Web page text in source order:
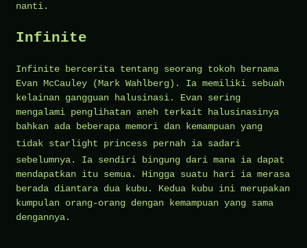
nanti.
Infinite
Infinite bercerita tentang seorang tokoh bernama
Evan McCauley (Mark Wahlberg). Ia memiliki sebuah
kelainan gangguan halusinasi. Evan sering
mengalami penglihatan aneh terkait halusinasinya
bahkan ada beberapa memori dan kemampuan yang
tidak starlight princess pernah ia sadari
sebelumnya. Ia sendiri bingung dari mana ia dapat
mendapatkan itu semua. Hingga suatu hari ia merasa
berada diantara dua kubu. Kedua kubu ini merupakan
kumpulan orang-orang dengan kemampuan yang sama
dengannya.